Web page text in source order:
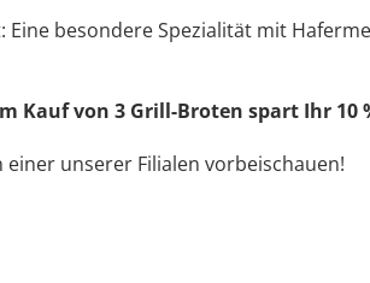
besondere Spezialität mit
Kauf von 3 Grill-Broten spart Ihr 10
unserer Filialen vorbeischauen!